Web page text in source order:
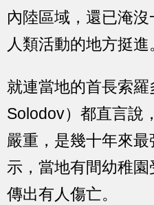
內陸區域，還已淹
人類活動的地方挺進
就連當地的首長索
Solodov）都直言說
嚴重，是幾十年來
示，當地有間幼稚
傳出有人傷亡。